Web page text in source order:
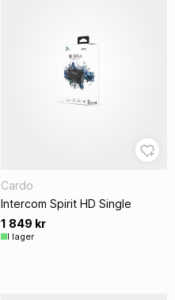
Cardo
Intercom Spirit HD Single
1 849 kr
I lager